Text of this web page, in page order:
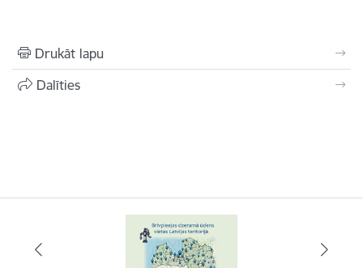
Drukāt lapu
Dalīties